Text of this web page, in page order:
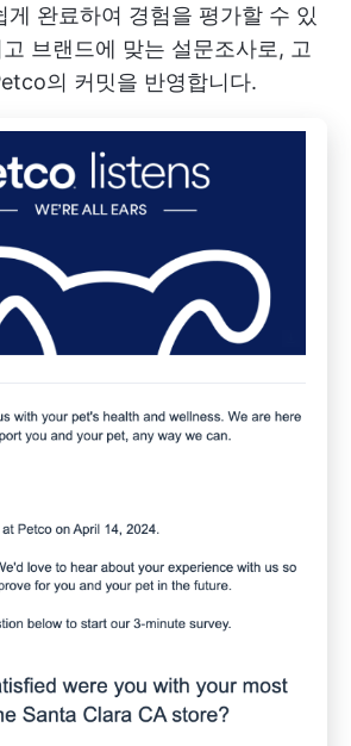
게 완료하여 경험을 평가할 수 있
브랜드에 맞는 설문조사로, 고
의 커밋을 반영합니다.